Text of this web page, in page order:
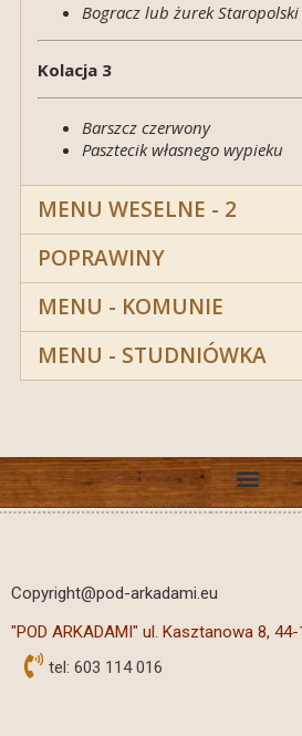
Bogracz lub żurek
Kolacja 3
Barszcz czerwony
Pasztecik własnego wypieku
MENU WESELNE - 2
POPRAWINY
MENU - KOMUNIE
MENU - STUDNIÓWKA
Copyright@pod-arkadami.eu
"POD ARKADAMI" ul. Kasztanowa 8,
tel: 603 114 016